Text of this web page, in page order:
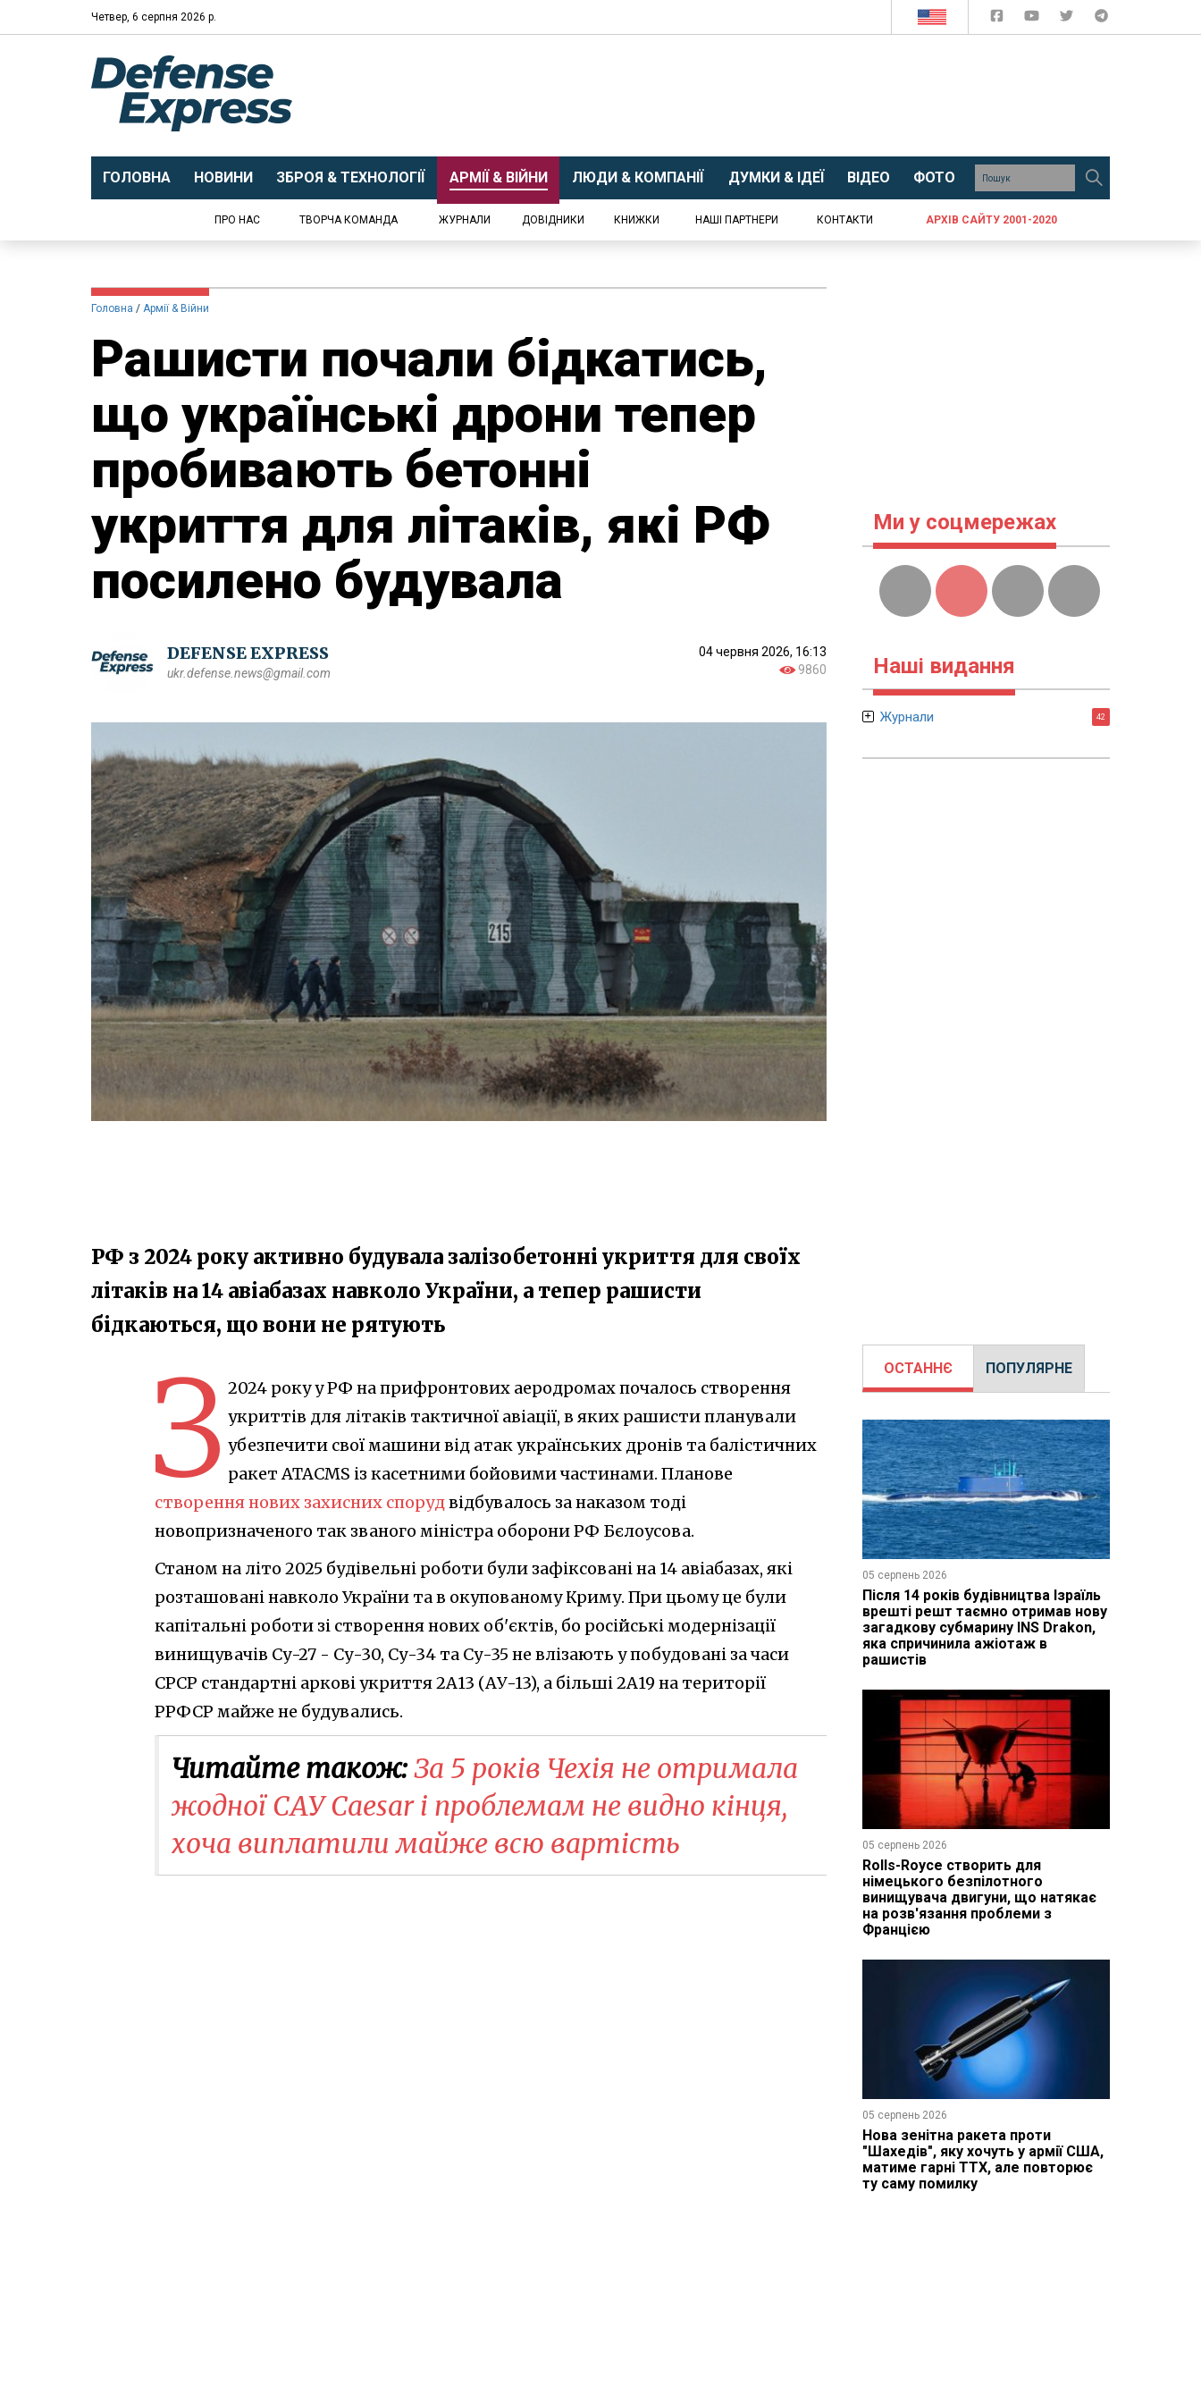
Четвер, 6 серпня 2026 р.
ГОЛОВНА НОВИНИ ЗБРОЯ & ТЕХНОЛОГІЇ АРМІЇ & ВІЙНИ ЛЮДИ & КОМПАНІЇ ДУМКИ & ІДЕЇ ВІДЕО ФОТО
ПРО НАС ТВОРЧА КОМАНДА ЖУРНАЛИ ДОВІДНИКИ КНИЖКИ НАШІ ПАРТНЕРИ КОНТАКТИ АРХІВ САЙТУ 2001-2020
Головна Армії & Війни
Рашисти почали бідкатись,
що українські дрони тепер
пробивають бетонні
укриття для літаків, які РФ
посилено будувала
DEFENSE EXPRESS
ukr.defense.news@gmail.com
04 червня 2026, 16:13
9860
РФ з 2024 року активно будувала залізобетонні укриття для своїх
літаків на 14 авіабазах навколо України, а тепер рашисти
бідкаються, що вони не рятують
З 2024 року у РФ на прифронтових аеродромах почалось створення
укриттів для літаків тактичної авіації, в яких рашисти планували
убезпечити свої машини від атак українських дронів та балістичних
ракет ATACMS із касетними бойовими частинами. Планове
створення нових захисних спорудвідбувалось за наказом тоді
новопризначеного так званого міністра оборони РФ Бєлоусова.
Станом на літо 2025 будівельні роботи були зафіксовані на 14 авіабазах, які
розташовані навколо України та в окупованому Криму. При цьому це були
капітальні роботи зі створення нових об'єктів, бо російські модернізації
винищувачів Су-27 - Су-30, Су-34 та Су-35 не влізають у побудовані за часи
СРСР стандартні аркові укриття 2А13 (АУ-13), а більші 2А19 на території
РРФСР майже не будувались.
Читайте також:За 5 років Чехія не отримала
жодної САУ Caesar і проблемам не видно кінця,
хоча виплатили майже всю вартість
Ми у соцмережах
Наші видання
Журнали 42
ОСТАННЄ ПОПУЛЯРНЕ
05 серпень 2026
Після 14 років будівництва Ізраїль
врешті решт таємно отримав нову
загадкову субмарину INS Drakon,
яка спричинила ажіотаж в
рашистів
05 серпень 2026
Rolls-Royce створить для
німецького безпілотного
винищувача двигуни, що натякає
на розв'язання проблеми з
Францією
05 серпень 2026
Нова зенітна ракета проти
"Шахедів", яку хочуть у армії США,
матиме гарні ТТХ, але повторює
ту саму помилку